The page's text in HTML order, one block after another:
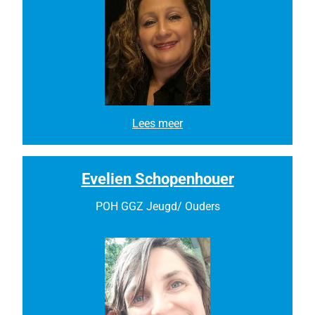
e
r
Lees meerP
t
y
C
a
r
i
l
l
o
n
Evelien Schopenhouer
POH GGZ Jeugd/ Ouders